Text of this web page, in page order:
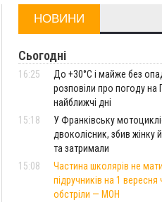
НОВИНИ
Сьогодні
16:25
До +30°C і майже без
розповіли про погоду на
найближчі дні
15:18
У Франківську
двоколісник, збив жінку
та затримали
15:08
Частина школярів не
підручників на 1 вересня
обстріли — МОН